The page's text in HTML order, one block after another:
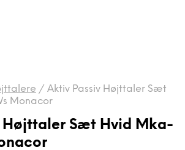
/ Aktiv Passiv Højttaler Sæt
Monacor
Højttaler Sæt Hvid Mka-